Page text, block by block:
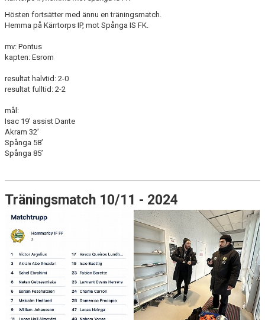
Hösten fortsätter med ännu en träningsmatch.
Hemma på Kärrtorps IP, mot Spånga IS FK.
mv: Pontus
kapten: Esrom
resultat halvtid: 2-0
resultat fulltid: 2-2
mål:
Isac 19’ assist Dante
Akram 32’
Spånga 58’
Spånga 85’
Träningsmatch 10/11 - 2024